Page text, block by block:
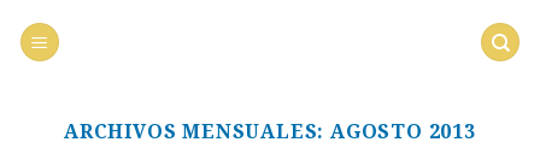
ARCHIVOS MENSUALES:AGOSTO 2013